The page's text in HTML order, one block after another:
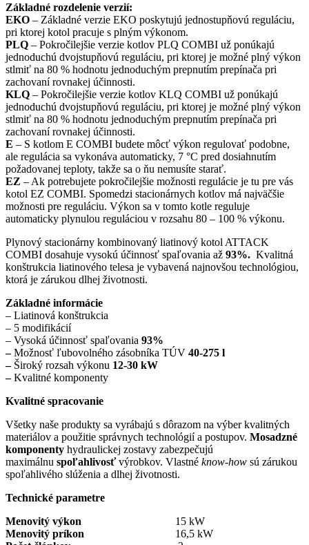
Základné rozdelenie verzií:
EKO – Základné verzie EKO poskytujú jednostupňovú reguláciu,
pri ktorej kotol pracuje s plným výkonom.
PLQ – Pokročilejšie verzie kotlov PLQ COMBI už ponúkajú
jednoduchú dvojstupňovú reguláciu, pri ktorej je možné plný výkon
stlmiť na 80 % hodnotu jednoduchým prepnutím prepínača pri
zachovaní rovnakej účinnosti.
KLQ – Pokročilejšie verzie kotlov KLQ COMBI už ponúkajú
jednoduchú dvojstupňovú reguláciu, pri ktorej je možné plný výkon
stlmiť na 80 % hodnotu jednoduchým prepnutím prepínača pri
zachovaní rovnakej účinnosti.
E – S kotlom E COMBI budete môcť výkon regulovať podobne,
ale regulácia sa vykonáva automaticky, 7 °C pred dosiahnutím
požadovanej teploty, takže sa o ňu nemusíte starať.
EZ – Ak potrebujete pokročilejšie možnosti regulácie je tu pre vás
kotol EZ COMBI. Spomedzi stacionárnych kotlov má najväčšie
možnosti pre reguláciu. Výkon sa v tomto kotle reguluje
automaticky plynulou reguláciou v rozsahu 80 – 100 % výkonu.
Plynový stacionárny kombinovaný liatinový kotol ATTACK
COMBI dosahuje vysokú účinnosť spaľovania až 93%. Kvalitná
konštrukcia liatinového telesa je vybavená najnovšou technológiou,
ktorá je zárukou dlhej životnosti.
Základné informácie
– Liatinová konštrukcia
– 5 modifikácií
– Vysoká účinnosť spaľovania 93%
–Možnosť ľubovolného zásobníka TÚV 40-275 l
– Široký rozsah výkonu 12-30 kW
–Kvalitné komponenty
Kvalitné spracovanie
Všetky naše produkty sa vyrábajú s dôrazom na výber kvalitných
materiálov a použitie správnych technológií a postupov. Mosadzné
komponenty hydraulickej zostavy zabezpečujú
maximálnu spoľahlivosťvýrobkov. Vlastné know-how sú zárukou
spoľahlivého slúženia a dlhej životnosti.
Technické parametre
Menovitý výkon 15 kW
Menovitý príkon 16,5 kW